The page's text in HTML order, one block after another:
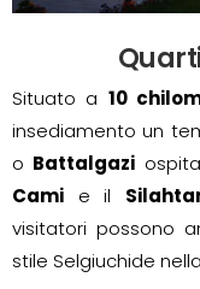
Situato a 10
insediamento un
o Battalgazi
Cami e il
visitatori possono
stile Selgiuchide